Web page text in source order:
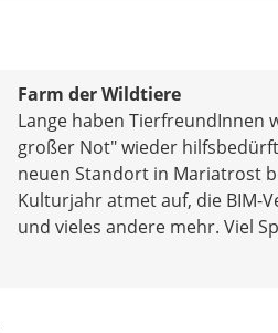
Farm der Wildtiere
Lange haben TierfreundInnen
großer Not" wieder
neuen Standort in Mariatrost
Kulturjahr atmet auf, die BIM-
und vieles andere mehr. Viel